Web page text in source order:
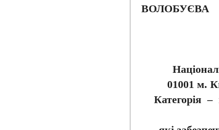
ВОЛОБУЄВА
01001 м.
Категорія –